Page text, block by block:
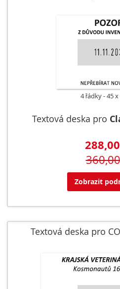
4 řádky 45
Textová deska pro
Zobrazit
Textová deska pro